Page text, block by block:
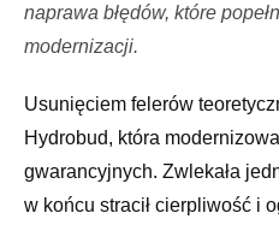
naprawa błędów, które
modernizacji.
Usunięciem felerów
Hydrobud, która
gwarancyjnych. Zwlekała
w końcu stracił cierpliwość i